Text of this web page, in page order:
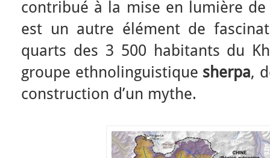
contribué à la mise en lumière
est un autre élément de
quarts des 3 500 habitants du
groupe ethnolinguistique sherpa,
construction d’un mythe.